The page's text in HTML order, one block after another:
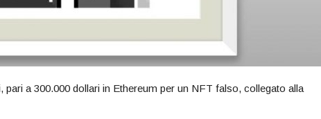
pari a 300.000 dollari in Ethereum per un NFT falso, collegato alla